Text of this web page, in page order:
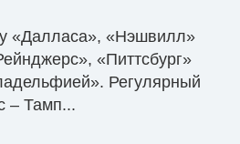
«Далласа», «Нэшвилл»
«Питтсбург»
Регулярный
– Тамп...